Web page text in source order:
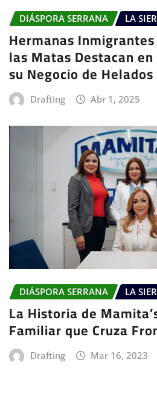
DIÁSPORA SERRANA LA
Hermanas Inmigrantes
las Matas Destacan
su Negocio de Helados
Drafting Abr 1, 2025
DIÁSPORA SERRANA LA
La Historia de
Familiar que Cruza
Drafting Mar 16, 2023